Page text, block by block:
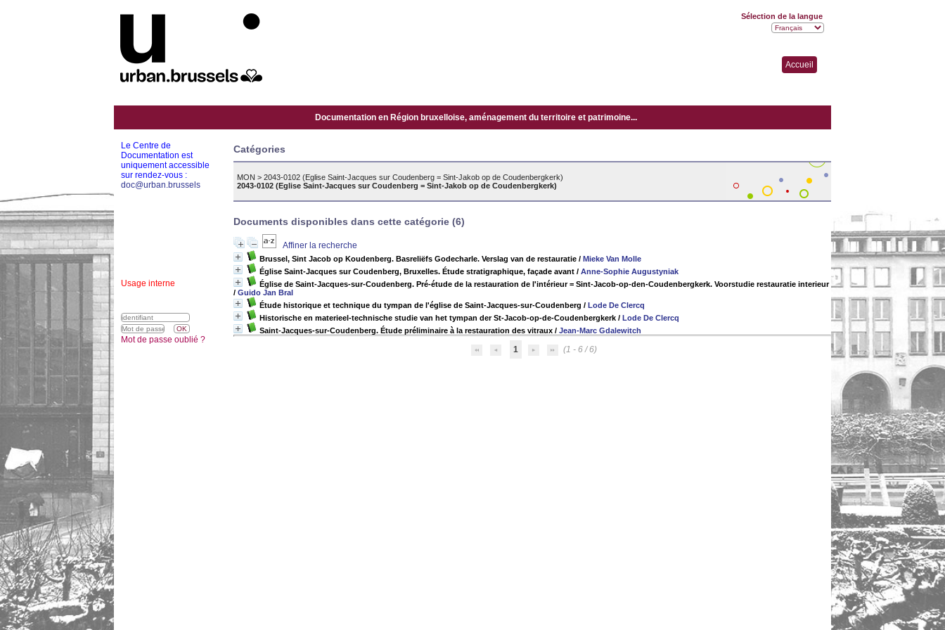
Accueil
Documentation en Région bruxelloise, aménagement du territoire et patrimoine...
Catégories
MON > 2043-0102 (Eglise Saint-Jacques sur Coudenberg = Sint-Jakob op de Coudenbergkerk)
2043-0102 (Eglise Saint-Jacques sur Coudenberg = Sint-Jakob op de Coudenbergkerk)
Documents disponibles dans cette catégorie (6)
Affiner la recherche
Brussel, Sint Jacob op Koudenberg. Basreliëfs Godecharle. Verslag van de restauratie / Mieke Van Molle
Église Saint-Jacques sur Coudenberg, Bruxelles. Étude stratigraphique, façade avant / Anne-Sophie Augustyniak
Église de Saint-Jacques-sur-Coudenberg. Pré-étude de la restauration de l'intérieur = Sint-Jacob-op-den-Coudenbergkerk. Voorstudie restauratie interieur
/ Guido Jan Bral
Étude historique et technique du tympan de l'église de Saint-Jacques-sur-Coudenberg / Lode De Clercq
Historische en materieel-technische studie van het tympan der St-Jacob-op-de-Coudenbergkerk / Lode De Clercq
Saint-Jacques-sur-Coudenberg. Étude préliminaire à la restauration des vitraux / Jean-Marc Gdalewitch
1 (1 - 6 / 6)
Le Centre de
Documentation est
uniquement accessible
sur rendez-vous :
doc@urban.brussels
Usage interne
Sélection de la langue
Mot de passe oublié ?